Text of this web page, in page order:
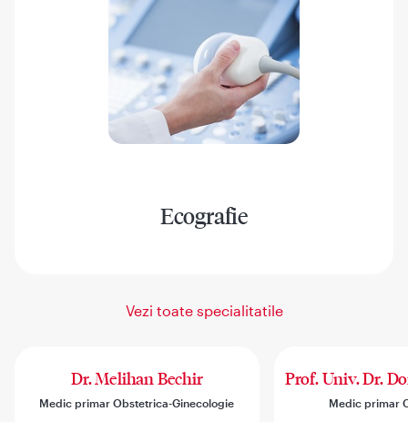
Ecografie
Vezi toate specialitatile
Dr. Melihan Bechir
Medic primar Obstetrica-Ginecologie
Prof. Univ. Dr.
Medic primar